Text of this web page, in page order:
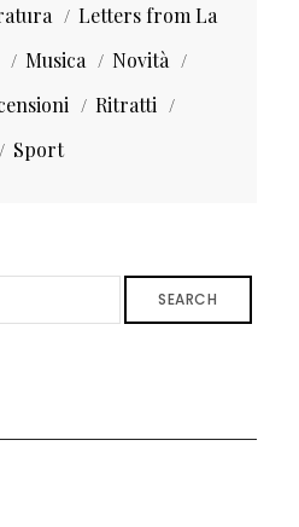
Letters from La
Musica
Novità
Ritratti
Sport
SEARCH